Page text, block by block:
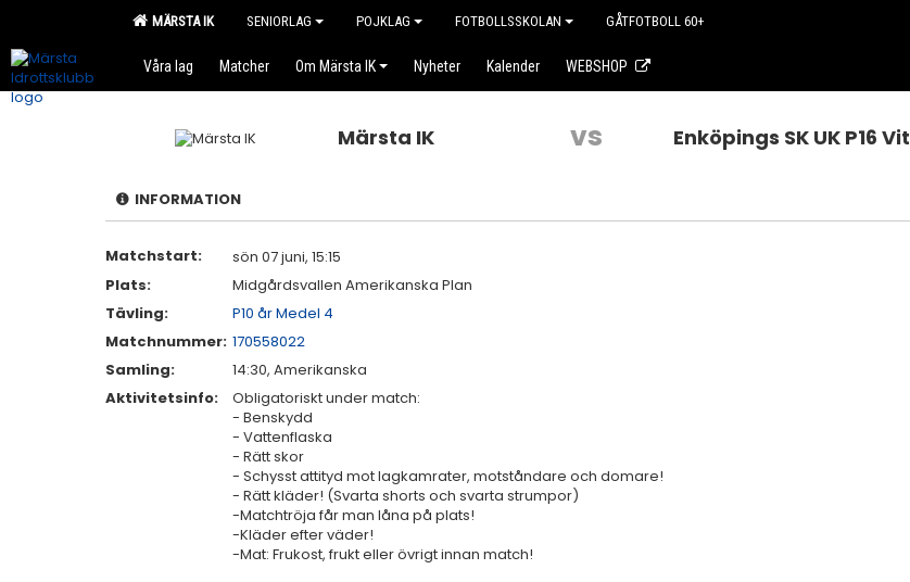
MÄRSTA IK SENIORLAG POJKLAG FOTBOLLSSKOLAN GÅTFOTBOLL 60+
Våra lag Matcher Om Märsta IK Nyheter Kalender WEBSHOP
Märsta IK vs Enköpings SK UK P16 Vit
INFORMATION
Matchstart:
sön 07 juni, 15:15
Plats:
Midgårdsvallen Amerikanska Plan
Tävling:
P10 år Medel 4
Matchnummer: 170558022
Samling:
14:30, Amerikanska
Aktivitetsinfo:
Obligatoriskt under match:
- Benskydd
- Vattenflaska
- Rätt skor
- Schysst attityd mot lagkamrater, motståndare och domare!
- Rätt kläder! (Svarta shorts och svarta strumpor)
-Matchtröja får man låna på plats!
-Kläder efter väder!
-Mat: Frukost, frukt eller övrigt innan match!